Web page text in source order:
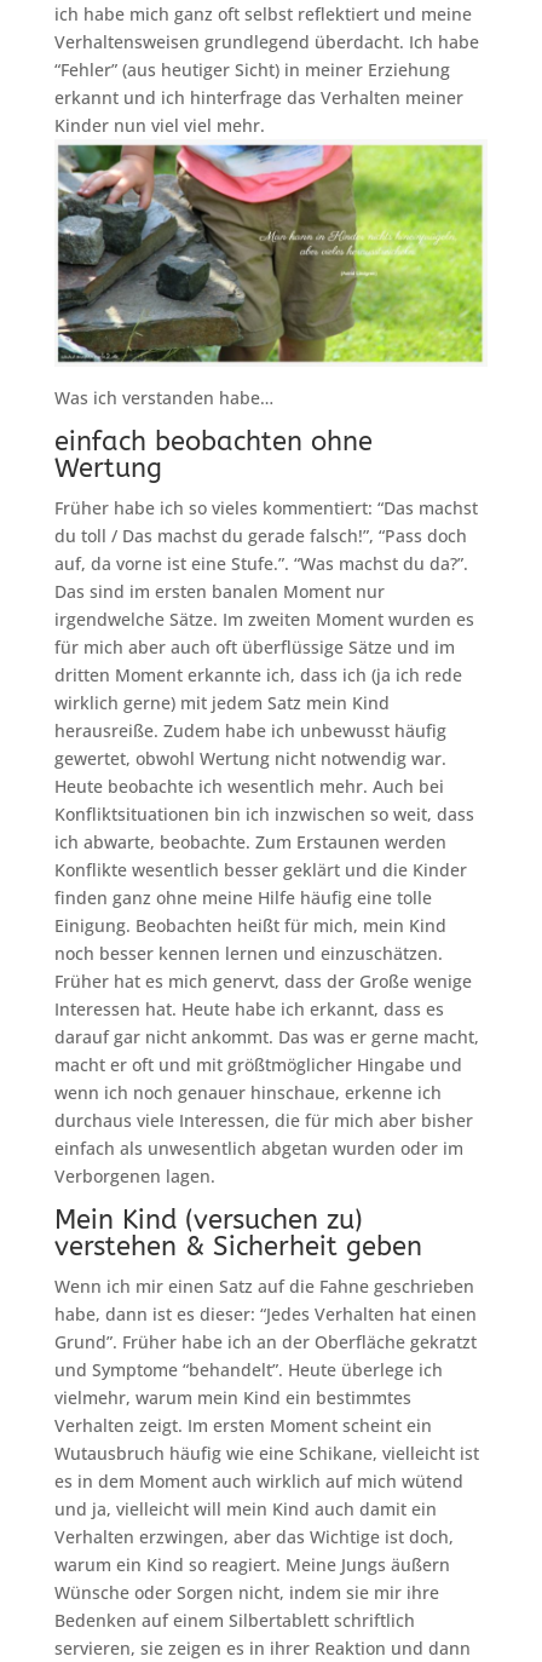
ich habe mich ganz oft selbst reflektiert und meine
Verhaltensweisen grundlegend überdacht. Ich habe
“Fehler” (aus heutiger Sicht) in meiner Erziehung
erkannt und ich hinterfrage das Verhalten meiner
Kinder nun viel viel mehr.
Was ich verstanden habe…
einfach beobachten ohne
Wertung
Früher habe ich so vieles kommentiert: “Das machst
du toll / Das machst du gerade falsch!”, “Pass doch
auf, da vorne ist eine Stufe.”. “Was machst du da?”.
Das sind im ersten banalen Moment nur
irgendwelche Sätze. Im zweiten Moment wurden es
für mich aber auch oft überflüssige Sätze und im
dritten Moment erkannte ich, dass ich (ja ich rede
wirklich gerne) mit jedem Satz mein Kind
herausreiße. Zudem habe ich unbewusst häufig
gewertet, obwohl Wertung nicht notwendig war.
Heute beobachte ich wesentlich mehr. Auch bei
Konfliktsituationen bin ich inzwischen so weit, dass
ich abwarte, beobachte. Zum Erstaunen werden
Konflikte wesentlich besser geklärt und die Kinder
finden ganz ohne meine Hilfe häufig eine tolle
Einigung. Beobachten heißt für mich, mein Kind
noch besser kennen lernen und einzuschätzen.
Früher hat es mich genervt, dass der Große wenige
Interessen hat. Heute habe ich erkannt, dass es
darauf gar nicht ankommt. Das was er gerne macht,
macht er oft und mit größtmöglicher Hingabe und
wenn ich noch genauer hinschaue, erkenne ich
durchaus viele Interessen, die für mich aber bisher
einfach als unwesentlich abgetan wurden oder im
Verborgenen lagen.
Mein Kind (versuchen zu)
verstehen & Sicherheit geben
Wenn ich mir einen Satz auf die Fahne geschrieben
habe, dann ist es dieser: “Jedes Verhalten hat einen
Grund”. Früher habe ich an der Oberfläche gekratzt
und Symptome “behandelt”. Heute überlege ich
vielmehr, warum mein Kind ein bestimmtes
Verhalten zeigt. Im ersten Moment scheint ein
Wutausbruch häufig wie eine Schikane, vielleicht ist
es in dem Moment auch wirklich auf mich wütend
und ja, vielleicht will mein Kind auch damit ein
Verhalten erzwingen, aber das Wichtige ist doch,
warum ein Kind so reagiert. Meine Jungs äußern
Wünsche oder Sorgen nicht, indem sie mir ihre
Bedenken auf einem Silbertablett schriftlich
servieren, sie zeigen es in ihrer Reaktion und dann